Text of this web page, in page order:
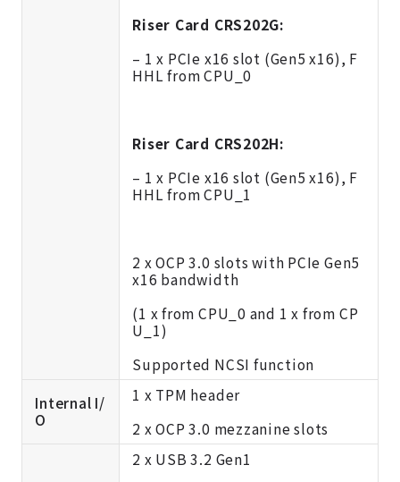
Riser Card CRS202G:
– 1 x PCIe x16 slot (Gen5 x16), F
HHL from CPU_0
Riser Card CRS202H:
– 1 x PCIe x16 slot (Gen5 x16), F
HHL from CPU_1
2 x OCP 3.0 slots with PCIe Gen5
x16 bandwidth
(1 x from CPU_0 and 1 x from CP
U_1)
Supported NCSI function
Internal I/
O
1 x TPM header
2 x OCP 3.0 mezzanine slots
2 x USB 3.2 Gen1